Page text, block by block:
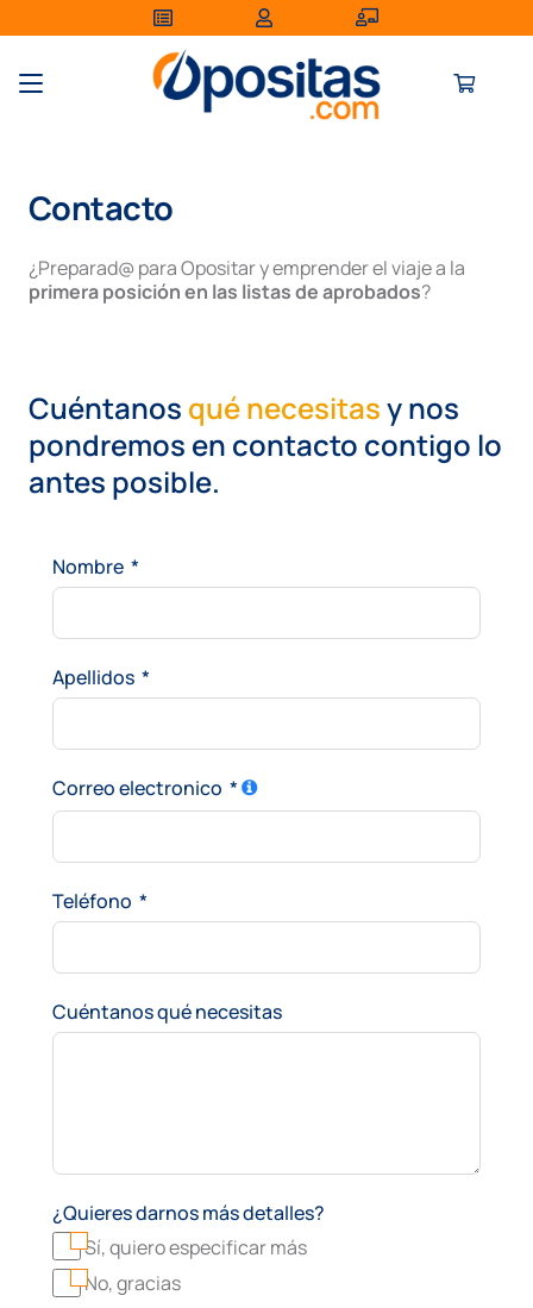
Contacto
¿Preparad@ para Opositar y emprender el viaje a la
primera posición en las listas de aprobados?
Cuéntanos qué necesitasy nos
pondremos en contacto contigo lo
antes posible.
Nombre
Apellidos
Correo electronico
Teléfono
Cuéntanos qué necesitas
¿Quieres darnos más detalles?
Sí, quiero especificar más
No, gracias